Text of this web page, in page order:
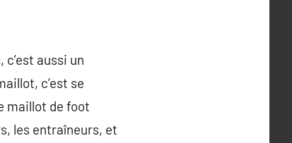
aussi un
c’est se
maillot de foot
les entraîneurs, et